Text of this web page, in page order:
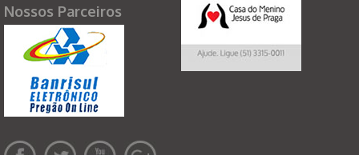
Nossos Parceiros